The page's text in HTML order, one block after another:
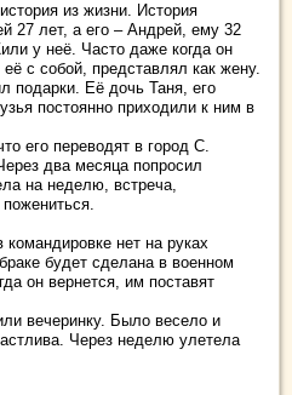
из жизни. История
27 лет, а его – Андрей, ему 32
у неё. Часто даже когда он
с собой, представлял как жену.
подарки. Её дочь Таня, его
постоянно приходили к ним в
его переводят в город С.
два месяца попросил
на неделю, встреча,
нет на руках
будет сделана в военном
он вернется, им поставят
вечеринку. Было весело и
Через неделю улетела